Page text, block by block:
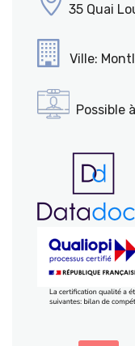
35 Quai
Ville:
Possible